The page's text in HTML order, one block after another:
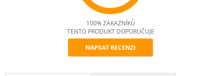
Recommend
100% ZÁKAZNÍKŮ
TENTO PRODUKT DOPORUČUJE
NAPSAT RECENZI